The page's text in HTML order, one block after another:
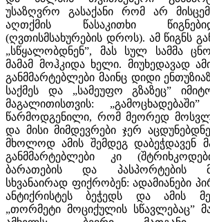
უსაზღვრო გასაქანი რომ არ
აღთქმის წასაკითხი
(ღვთისმსახურების დროს). ამ წიგნს
„სწყალობდნენ”, მას სულ სამმა
მამამ მოჰკიდა ხელი. მიუხედავად
განმმარტებლები მაინც დიდი
საქმეს და „სამეუფო გზაზეც”
მაგალითისთვის:
წარმოდგენილი, რომ მეორედ
და მისი მიმდევრები ჯერ
მხოლოდ ამის შემდეგ დაბეჭდავენ
განმმარტებლები კი
ბარათების და პასპორტების
სხვანაირად ფიქრობენ: ადამიანები
ანტიქრისტეს ბეჭედს და ამის
„თორმეტი მოციქულის სწავლებაც”